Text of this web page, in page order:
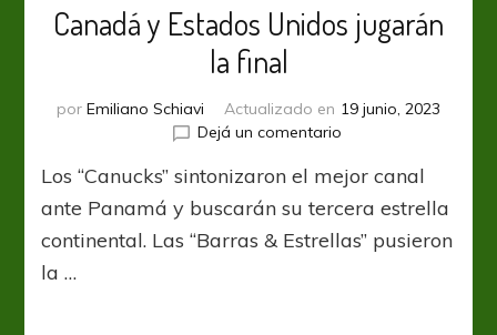
Canadá y Estados Unidos jugarán
la final
por Emiliano Schiavi Actualizado en 19 junio, 2023
Dejá un comentarioen
y
Estados
jugarán
Los “Canucks” sintonizaron el mejor canal
ante Panamá y buscarán su tercera estrella
continental. Las “Barras & Estrellas” pusieron
la …